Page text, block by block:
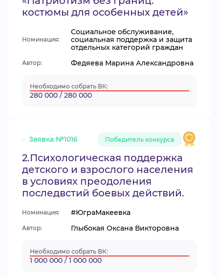
костюмы для особенных детей»
Номинация:
Социальное обслуживание,
социальная поддержка и защита
отдельных категорий граждан
Автор: Федяева Марина Александровна
Необходимо собрать ВК:
280 000 / 280 000
Заявка №1016 Победитель конкурса
2.Психологическая поддержка
детского и взрослого населения
в условиях преодоления
последвстий боевых действий.
Номинация: #ЮграМакеевка
Автор: Глыбокая Оксана Викторовна
Необходимо собрать ВК:
1 000 000 / 1 000 000